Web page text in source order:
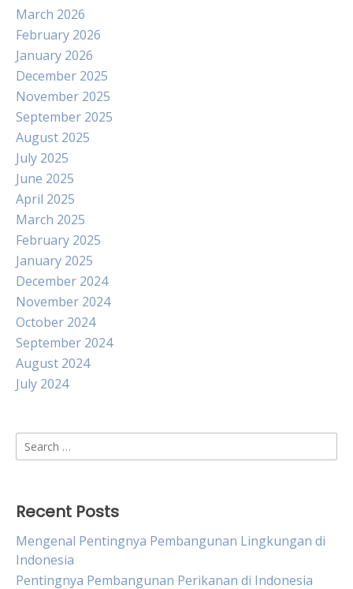
March 2026
February 2026
January 2026
December 2025
November 2025
September 2025
August 2025
July 2025
June 2025
April 2025
March 2025
February 2025
January 2025
December 2024
November 2024
October 2024
September 2024
August 2024
July 2024
Search
for:
Recent Posts
Mengenal Pentingnya Pembangunan Lingkungan di
Indonesia
Pentingnya Pembangunan Perikanan di Indonesia